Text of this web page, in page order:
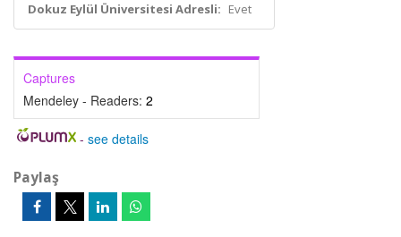
Dokuz Eylül Üniversitesi Adresli: Evet
Captures
Mendeley - Readers: 2
- see details
Paylaş